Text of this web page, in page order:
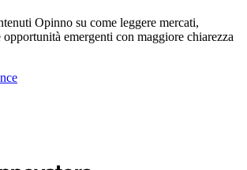
Opinno su come leggere mercati,
emergenti con maggiore chiarezza